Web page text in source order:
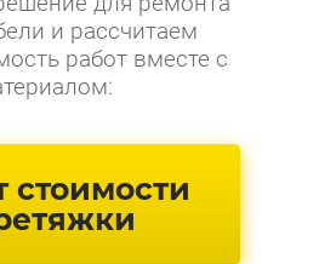
и рассчитаем
работ вместе с
стоимости